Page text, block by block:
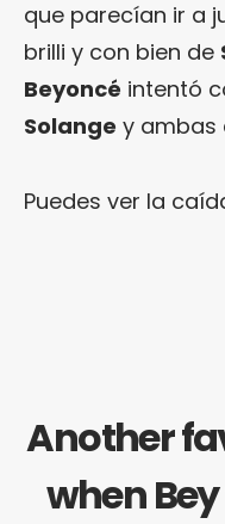
que parecían ir a
brilli y con bien de
Beyoncé intentó
Solange y ambas
Puedes ver la
Another
when